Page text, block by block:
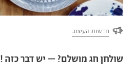
חדשות העיצוב
שולחן חג מושלם? – יש דבר כזה !